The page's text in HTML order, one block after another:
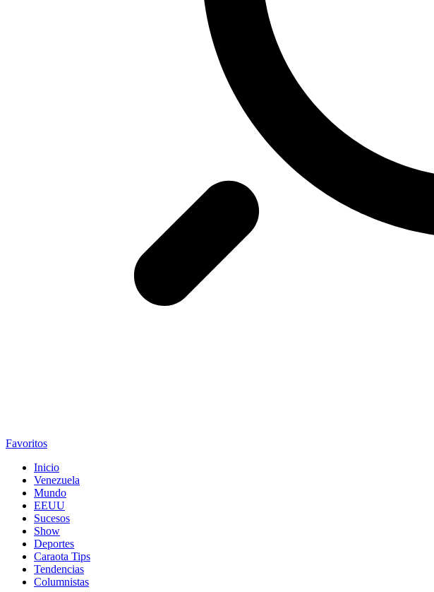
Favoritos
Inicio
Venezuela
Mundo
EEUU
Sucesos
Show
Deportes
Caraota Tips
Tendencias
Columnistas